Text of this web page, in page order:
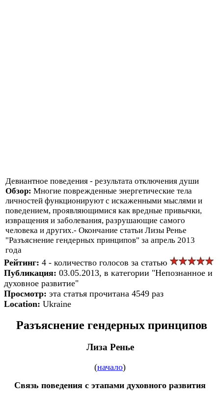
Девиантное поведения - результата отключения души
Обзор: Многие поврежденные энергетические тела
личностей функционируют с искаженными мыслями и
поведением, проявляющимися как вредные привычки,
извращения и заболевания, разрушающие самого
человека и других.- Окончание статьи Лизы Ренье
"Разъяснение гендерных принципов" за апрель 2013
года
Рейтинг: 4 - количество голосов за статью
Публикация: 03.05.2013, в категории "Непознанное и
духовное развитие"
Просмотр: эта статья прочитана 4549 раз
Location: Ukraine
Разъяснение гендерных принципов
Лиза Ренье
(начало)
Связь поведения с этапами духовного развития